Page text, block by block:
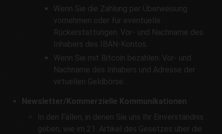
Wenn Sie die Zahlung per Überweisung
vornehmen oder für eventuelle
Rückerstattungen: Vor- und Nachname des
Inhabers des IBAN-Kontos.
Wenn Sie mit Bitcoin bezahlen: Vor- und
Nachname des Inhabers und Adresse der
virtuellen Geldbörse.
Newsletter/Kommerzielle Kommunikationen
In den Fällen, in denen Sie uns Ihr Einverständnis
geben, wie im 21. Artikel des Gesetzes über die